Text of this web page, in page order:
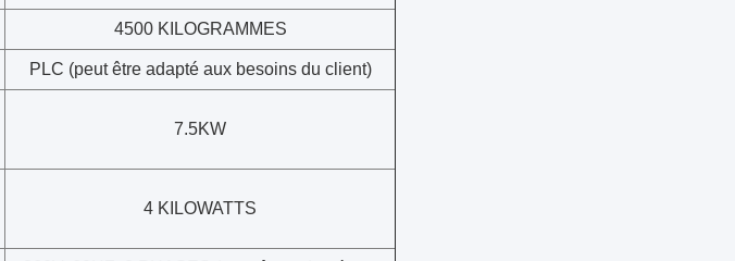
4500 KILOGRAMMES
PLC (peut être adapté aux besoins du client)
7.5KW
4 KILOWATTS